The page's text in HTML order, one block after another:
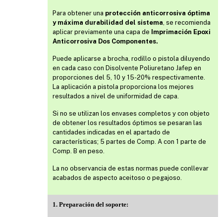
Para obtener una protección anticorrosiva óptima
y máxima durabilidad del sistema , se recomienda
aplicar previamente una capa de Imprimación Epoxi
Anticorrosiva Dos Componentes.
Puede aplicarse a brocha, rodillo o pistola diluyendo
en cada caso con Disolvente Poliuretano Jafep en
proporciones del 5, 10 y 15-20% respectivamente.
La aplicación a pistola proporciona los mejores
resultados a nivel de uniformidad de capa.
Si no se utilizan los envases completos y con objeto
de obtener los resultados óptimos se pesaran las
cantidades indicadas en el apartado de
características; 5 partes de Comp. A con 1 parte de
Comp. B en peso.
La no observancia de estas normas puede conllevar
acabados de aspecto aceitoso o pegajoso.
1. Preparación del soporte: